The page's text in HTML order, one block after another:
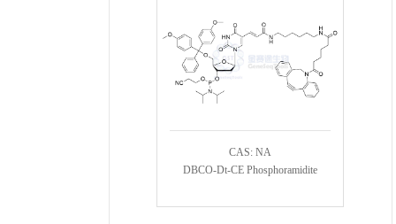
CAS: NA
DBCO-Dt-CE Phosphoramidite